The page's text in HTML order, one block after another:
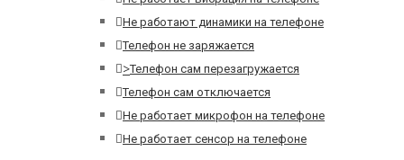
Не работают динамики на телефоне
Телефон не заряжается
>Телефон сам перезагружается
Телефон сам отключается
Не работает микрофон на телефоне
Не работает сенсор на телефоне